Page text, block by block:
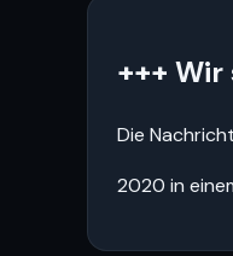
+++
Die
2020 in